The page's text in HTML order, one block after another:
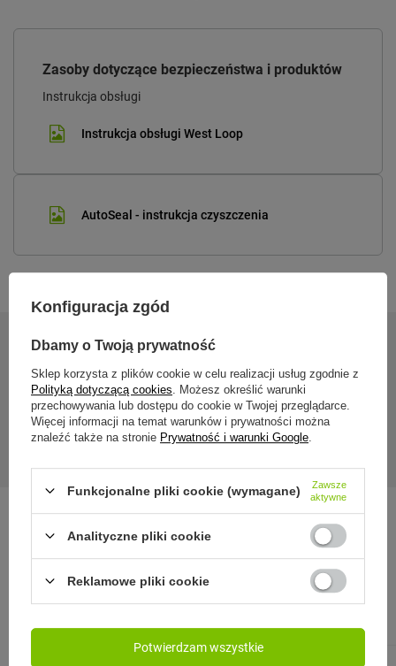
Zasoby dotyczące bezpieczeństwa i produktów
Instrukcja obsługi
Instrukcja obsługi West Loop
AutoSeal - instrukcja czyszczenia
24 miesiące gwarancji
Gwarancja 24 miesiące od dnia zakupu. Wymagany dowód
zakupu do reklamacji.
Zobacz również:
PROMOCJA PRZECENA PROMOCJA
Konfiguracja zgód
Dbamy o Twoją prywatność
Sklep korzysta z plików cookie w celu realizacji usług zgodnie z
Polityką dotyczącą cookies . Możesz określić warunki
przechowywania lub dostępu do cookie w Twojej przeglądarce.
Więcej informacji na temat warunków i prywatności można
znaleźć także na stronie Prywatność i warunki Google
Funkcjonalne pliki cookie (wymagane)
Zawsze
aktywne
Analityczne pliki cookie
Reklamowe pliki cookie
Potwierdzam wszystkie